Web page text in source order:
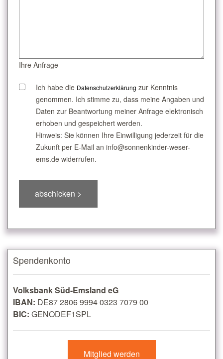
Ihre Anfrage
Ich habe die Datenschutzerklärung zur Kenntnis
genommen. Ich stimme zu, dass meine Angaben und
Daten zur Beantwortung meiner Anfrage elektronisch
erhoben und gespeichert werden.
Hinweis: Sie können Ihre Einwilligung jederzeit für die
Zukunft per E-Mail an info@sonnenkinder-weser-
ems.de widerrufen.
Spendenkonto
Volksbank Süd-Emsland eG
IBAN: DE87 2806 9994 0323 7079 00
BIC: GENODEF1SPL
Mitglied werden